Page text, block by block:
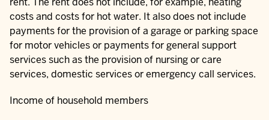
costs and costs for hot water. It also does not include
payments for the provision of a garage or parking space
for motor vehicles or payments for general support
services such as the provision of nursing or care
services, domestic services or emergency call services.
Income of household members